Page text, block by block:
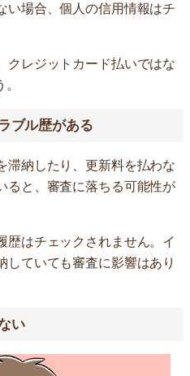
い場合、個人の信用情報はチ
クレジットカード払いではな
ブル歴がある
滞納したり、更新料を払わな
ると、審査に落ちる可能性が
歴はチェックされません。イ
していても審査に影響はあり
い